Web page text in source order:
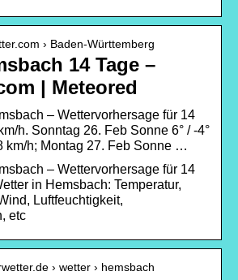
› Baden-Württemberg
14 Tage –
| Meteored
– Wettervorhersage für 14
h. Sonntag 26. Feb Sonne 6° / -4°
km/h; Montag 27. Feb Sonne …
– Wettervorhersage für 14
in Hemsbach: Temperatur,
Luftfeuchtigkeit,
etc
› wetter › hemsbach